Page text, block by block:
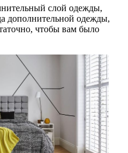
слой одежды,
дополнительной одежды,
чтобы вам было